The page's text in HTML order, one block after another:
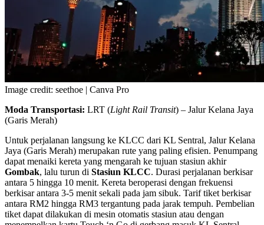
Image credit: seethoe | Canva Pro
Moda Transportasi: LRT (Light Rail Transit) – Jalur Kelana Jaya
(Garis Merah)
Untuk perjalanan langsung ke KLCC dari KL Sentral, Jalur Kelana
Jaya (Garis Merah) merupakan rute yang paling efisien. Penumpang
dapat menaiki kereta yang mengarah ke tujuan stasiun akhir
Gombak, lalu turun di Stasiun KLCC. Durasi perjalanan berkisar
antara 5 hingga 10 menit. Kereta beroperasi dengan frekuensi
berkisar antara 3-5 menit sekali pada jam sibuk. Tarif tiket berkisar
antara RM2 hingga RM3 tergantung pada jarak tempuh. Pembelian
tiket dapat dilakukan di mesin otomatis stasiun atau dengan